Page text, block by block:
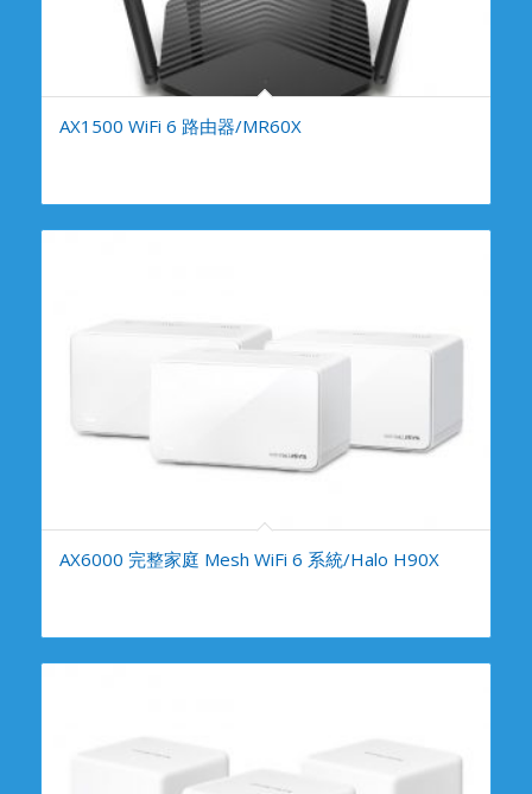
AX1500 WiFi 6 路由器/MR60X
AX6000 完整家庭 Mesh WiFi 6 系統/Halo H90X